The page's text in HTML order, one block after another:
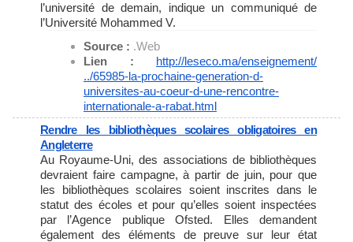
l’université de demain, indique un communiqué de
l’Université Mohammed V.
Source : .Web
Lien : http://leseco.ma/enseignement/
../65985-la-prochaine-generation-d-
universites-au-coeur-d-une-rencontre-
internationale-a-rabat.html
Rendre les bibliothèques scolaires obligatoires en
Angleterre
Au Royaume-Uni, des associations de bibliothèques
devraient faire campagne, à partir de juin, pour que
les bibliothèques scolaires soient inscrites dans le
statut des écoles et pour qu’elles soient inspectées
par l’Agence publique Ofsted. Elles demandent
également des éléments de preuve sur leur état